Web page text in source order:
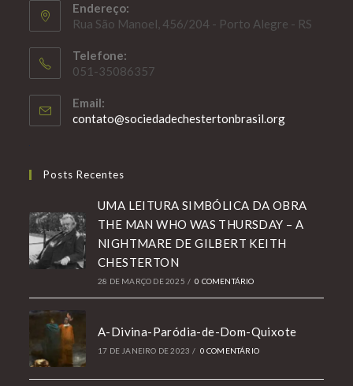
Endereço:
Rua São Manoel, 456/204 - Porto Alegre - RS
Telefone:
051-35086357
Email:
contato@sociedadechestertonbrasil.orgAbre
Posts Recentes
UMA LEITURA SIMBÓLICA DA OBRA
THE MAN WHO WAS THURSDAY – A
NIGHTMARE DE GILBERT KEITH
CHESTERTON
28 DE MARÇO DE 2025 / 0 COMENTÁRIO
A-Divina-Paródia-de-Dom-Quixote
17 DE JANEIRO DE 2023 / 0 COMENTÁRIO